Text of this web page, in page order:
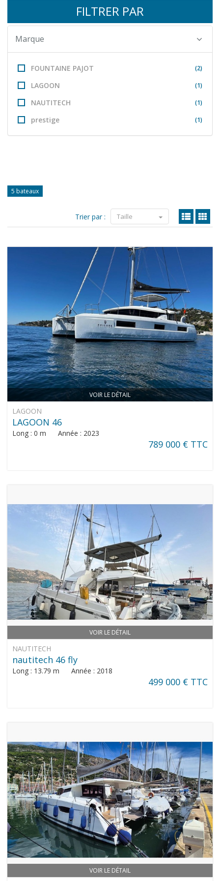
FILTRER PAR
Marque
FOUNTAINE PAJOT (2)
LAGOON (1)
NAUTITECH (1)
prestige (1)
5 bateaux
Trier par : Taille
VOIR LE DÉTAIL
LAGOON
LAGOON 46
Long : 0 m Année : 2023
789 000 € TTC
VOIR LE DÉTAIL
NAUTITECH
nautitech 46 fly
Long : 13.79 m Année : 2018
499 000 € TTC
VOIR LE DÉTAIL